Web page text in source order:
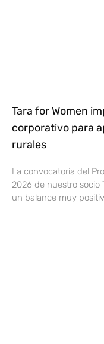
Tara for Women
corporativo para
rurales
La convocatoria del
2026 de nuestro socio
un balance muy